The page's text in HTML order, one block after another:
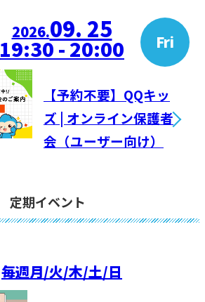
2026.09. 25 Fri
19:30 - 20:00
【予約不要】QQキッ
ズ | オンライン保護者
会（ユーザー向け）
定期イベント
毎週月/火/木/土/日